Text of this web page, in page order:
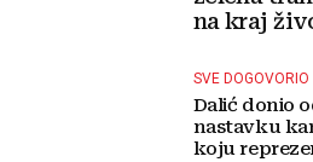
na kraj
SVE DOGOVORIO
Dalić donio
nastavku
koju